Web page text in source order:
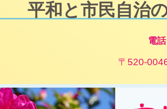
平和と市民自治
電
〒520-